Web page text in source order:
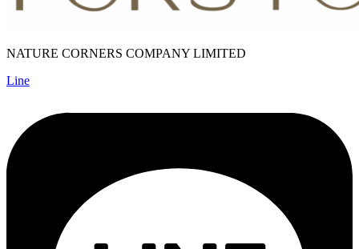
NATURE CORNERS COMPANY LIMITED
Line